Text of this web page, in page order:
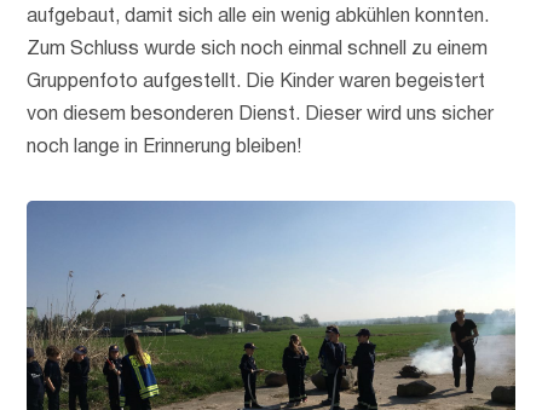
aufgebaut, damit sich alle ein wenig abkühlen konnten.
Zum Schluss wurde sich noch einmal schnell zu einem
Gruppenfoto aufgestellt. Die Kinder waren begeistert
von diesem besonderen Dienst. Dieser wird uns sicher
noch lange in Erinnerung bleiben!